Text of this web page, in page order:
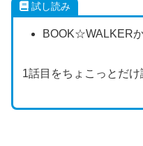
試し読み
BOOK☆WALKER
1話目をちょこっとだけ